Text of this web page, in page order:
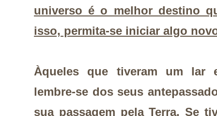
universo é o melhor destino
isso, permita-se iniciar algo
Àqueles que tiveram um lar
lembre-se dos seus
sua passagem pela Terra. Se